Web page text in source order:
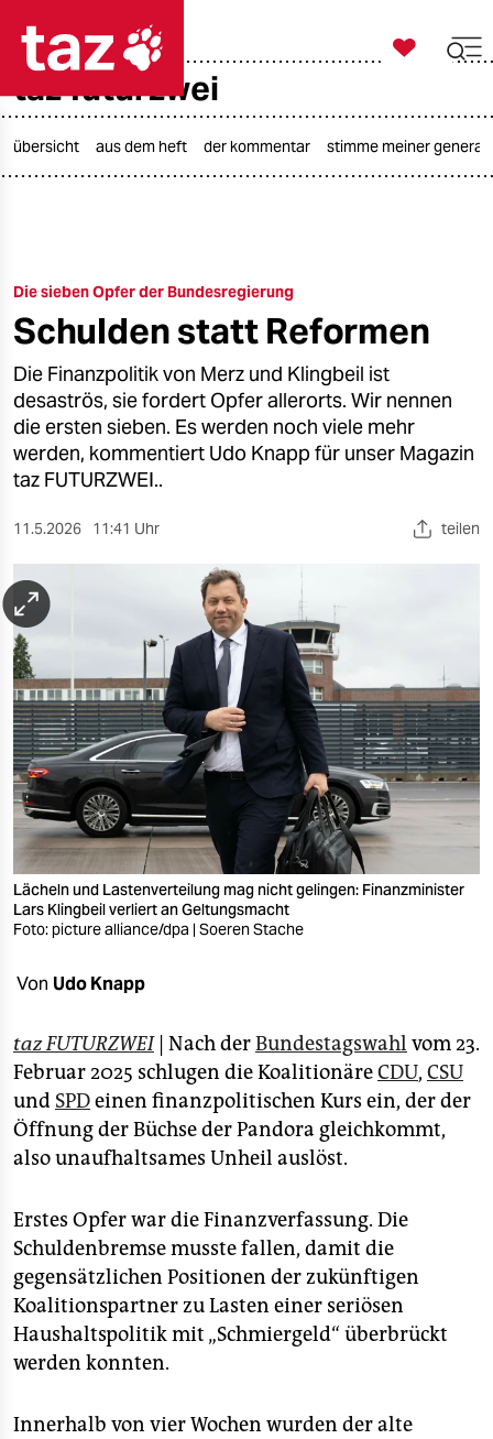
taz zahl ich
öko
gesellschaft
kultur
sport
berlin
nord
wahrheit
verlag
verlag
veranstaltungen
shop
fragen & hilfe
unterstützen
abo
epaper login

taz zahl ich
taz futurzwei
übersicht aus dem heft der kommentar stimme meiner
Die sieben Opfer der Bundesregierung
Schulden statt Reformen
Die Finanzpolitik von Merz und Klingbeil ist
desaströs, sie fordert Opfer allerorts. Wir nennen
die ersten sieben. Es werden noch viele mehr
werden, kommentiert Udo Knapp für unser Magazin
taz FUTURZWEI..
11.5.2026 11:41 Uhr teilen
Lächeln und Lastenverteilung mag nicht gelingen: Finanzminister
Lars Klingbeil verliert an Geltungsmacht
Foto: picture alliance/dpa | Soeren Stache
Von Udo Knapp
taz FUTURZWEI | Nach derBundestagswahl vom 23.
Februar 2025 schlugen die KoalitionäreCDU, CSU
und SPDeinen finanzpolitischen Kurs ein, der der
Öffnung der Büchse der Pandora gleichkommt,
also unaufhaltsames Unheil auslöst.
Erstes Opfer war die Finanzverfassung. Die
Schuldenbremse musste fallen, damit die
gegensätzlichen Positionen der zukünftigen
Koalitionspartner zu Lasten einer seriösen
Haushaltspolitik mit „Schmiergeld“ überbrückt
werden konnten.
Innerhalb von vier Wochen wurden der alte